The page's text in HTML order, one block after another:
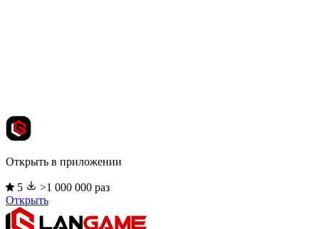
Открыть в приложении
5
>1 000 000 раз
Открыть